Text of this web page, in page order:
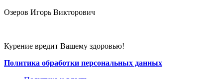
Озеров Игорь Викторович
Курение вредит Вашему здоровью!
Политика обработки персональных данных